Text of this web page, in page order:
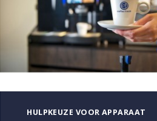
HULPKEUZE VOOR APPARAAT